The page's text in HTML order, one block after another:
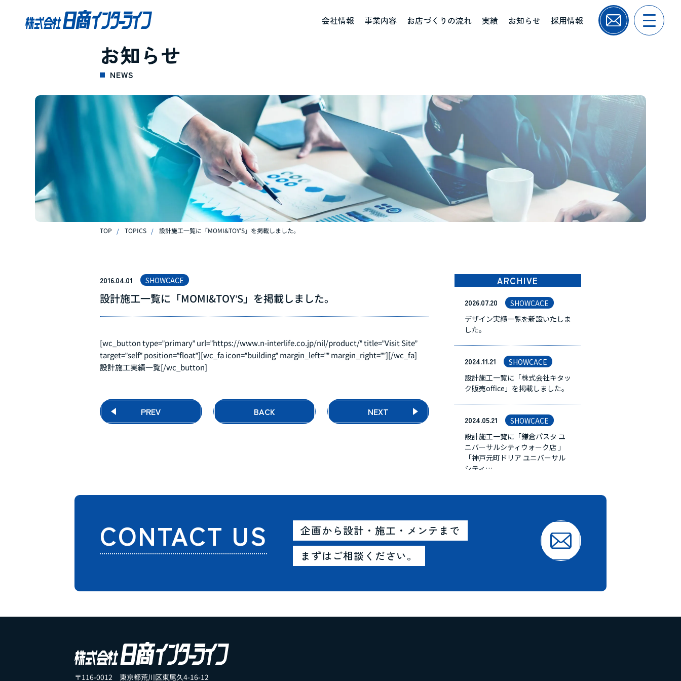
会社情報 事業内容 お店づくりの流れ 実績 お知らせ 採用情報
お知らせ
NEWS
TOP TOPICS 設計施工一覧に「MOMI&TOY’S」を掲載しました。
2016.04.01 SHOWCACE
設計施工一覧に「MOMI&TOY’S」を掲載しました。
[wc_button type=”primary” url=”https://www.n-interlife.co.jp/nil/product/” title=”Visit Site”
target=”self” position=”float”][wc_fa icon=”building” margin_left=”” margin_right=””][/wc_fa]
設計施工実績一覧[/wc_button]
PREV BACK NEXT
ARCHIVE
2026.07.20
SHOWCACE
デザイン実績一覧を新設いたしま
した。
2024.11.21
SHOWCACE
設計施工一覧に「株式会社キタッ
ク販売office」を掲載しました。
2024.05.21
SHOWCACE
設計施工一覧に「鎌倉パスタ ユ
ニバーサルシティウォーク店 」
「神戸元町ドリア ユニバーサル
シティ…
ーケットルミネ大宮店 」を掲載
CONTACT US
企画から設計・施工・メンテまで
まずはご相談ください。
〒116-0012 東京都荒川区東尾久4-16-12